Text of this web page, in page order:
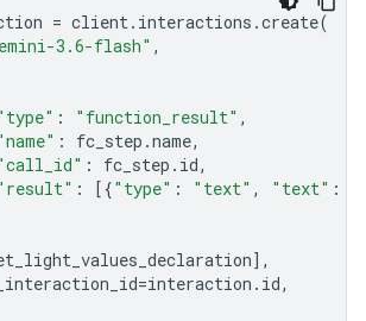
= client. interactions .create(
3.6-flash" ,
: "function_result" ,
: fc_step .name,
: fc_step . id,
: [{"type" : "text" , "text" :
ion],
=interaction . id,